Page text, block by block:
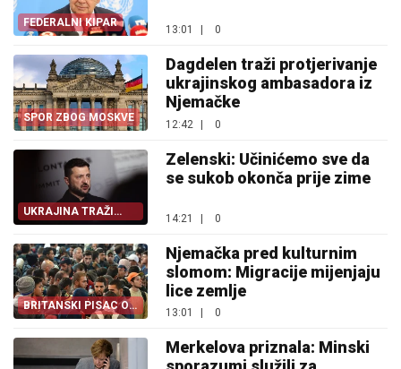
FEDERALNI KIPAR
13:01 0
SPOR ZBOG MOSKVE
Dagdelen traži protjerivanje
ukrajinskog ambasadora iz
Njemačke
12:42 | 0
UKRAJINA TRAŽI
IZLAZ
Zelenski: Učinićemo sve da
se sukob okonča prije zime
14:21 0
BRITANSKI PISAC O
NJEMAČKOJ
Njemačka pred kulturnim
slomom: Migracije mijenjaju
lice zemlje
13:01 0
Merkelova priznala: Minski